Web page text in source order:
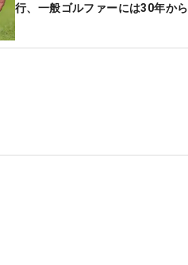
行、一般ゴルファーには30年から